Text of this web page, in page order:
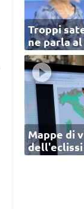
Troppi
ne parla
Mappe di